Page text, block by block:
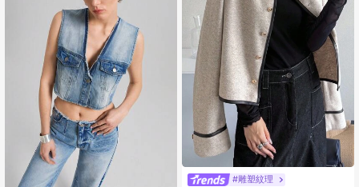
#雕塑紋理